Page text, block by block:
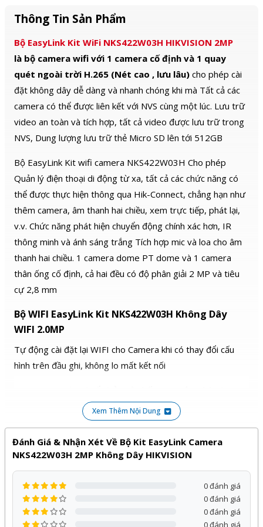
Thông Tin Sản Phẩm
Bộ EasyLink Kit WiFi NKS422W03H HIKVISION 2MP
là bộ camera wifi với 1 camera cố định và 1 quay
quét ngoài trời H.265 (Nét cao , lưu lâu) cho phép cài
đặt không dây dễ dàng và nhanh chóng khi mà Tất cả các
camera có thể được liên kết với NVS cùng một lúc. Lưu trữ
video an toàn và tích hợp, tất cả video được lưu trữ trong
NVS, Dung lượng lưu trữ thẻ Micro SD lên tới 512GB
Bộ EasyLink Kit wifi camera NKS422W03H Cho phép
Quản lý điện thoại di động từ xa, tất cả các chức năng có
thể được thực hiện thông qua Hik-Connect, chẳng hạn như
thêm camera, âm thanh hai chiều, xem trực tiếp, phát lại,
v.v. Chức năng phát hiện chuyển động chính xác hơn, IR
thông minh và ánh sáng trắng Tích hợp mic và loa cho âm
thanh hai chiều. 1 camera dome PT dome và 1 camera
thân ống cố định, cả hai đều có độ phân giải 2 MP và tiêu
cự 2,8 mm
Bộ WIFI EasyLink Kit NKS422W03H Không Dây
WIFI 2.0MP
Tự động cài đặt lại WIFI cho Camera khi có thay đổi cấu
hình trên đầu ghi, không lo mất kết nối
IP66 nên bạn có thể yên tâm khi gắn và sử dụng
Hỗ trợ cảghi hình và micro để thu âmtrên camera
Khoảng cách kết nối120m(không che chắn)
mềm Hik-Connect ,
Miễn phí sử dụng qua P2P
Trọn bộ NKS422W03H với đầy đủ thiết bị bao gồm :
Xem Thêm Nội Dung
Đánh Giá & Nhận Xét Về Bộ Kit EasyLink Camera
NKS422W03H 2MP Không Dây HIKVISION
0 đánh giá
0 đánh giá
0 đánh giá
0 đánh giá